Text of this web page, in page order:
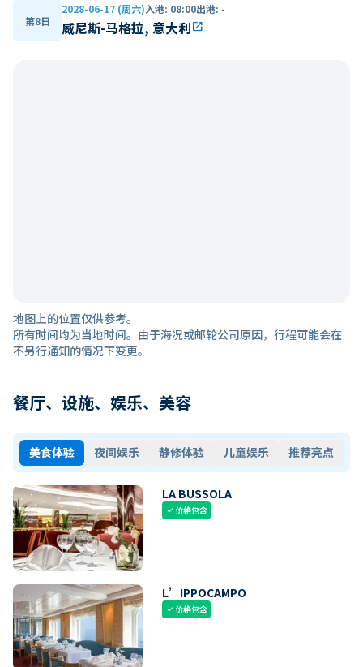
第8日
2028-06-17 (周六)入港: 08:00出港: -
威尼斯-马格拉, 意大利open_in_new
地图上的位置仅供参考。
所有时间均为当地时间。由于海况或邮轮公司原因，行程可能会在
不另行通知的情况下变更。
餐厅、设施、娱乐、美容
美食体验 夜间娱乐 静修体验 儿童娱乐 推荐亮点
LA BUSSOLA
check价格包含
L’IPPOCAMPO
check价格包含